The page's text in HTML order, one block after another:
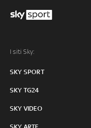
I siti Sky:
SKY SPORT
SKY TG24
SKY VIDEO